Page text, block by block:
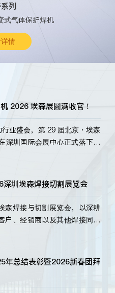
列
式气体保护焊机
情
2026 埃森展圆满收官！
业盛会，第 29 届北京・埃森
深圳国际会展中心正式落下帷
术。新老客户、行业伙伴、
产…圳埃森焊接切割展览会
森焊接与切割展览会，以深耕
户、经销商以及其他焊接同仁
总结表彰暨2026新春团拜